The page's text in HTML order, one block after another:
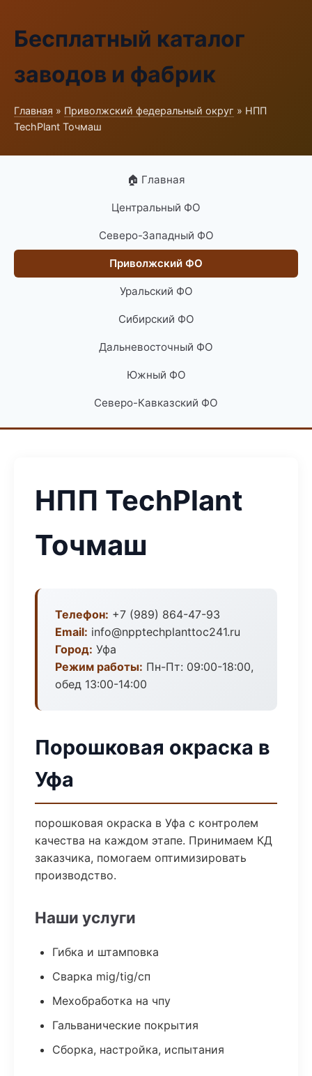
Бесплатный каталог
заводов и фабрик
Главная » Приволжский федеральный округ » НПП
TechPlant Точмаш
🏠 Главная
Центральный ФО
Северо-Западный ФО
Приволжский ФО
Уральский ФО
Сибирский ФО
Дальневосточный ФО
Южный ФО
Северо-Кавказский ФО
НПП TechPlant
Точмаш
Телефон: +7 (989) 864-47-93
Email: info@npptechplanttoc241.ru
Город: Уфа
Режим работы: Пн-Пт: 09:00-18:00,
обед 13:00-14:00
Порошковая окраска в
Уфа
порошковая окраска в Уфа с контролем
качества на каждом этапе. Принимаем КД
заказчика, помогаем оптимизировать
производство.
Наши услуги
Гибка и штамповка
Сварка mig/tig/сп
Мехобработка на чпу
Гальванические покрытия
Сборка, настройка, испытания